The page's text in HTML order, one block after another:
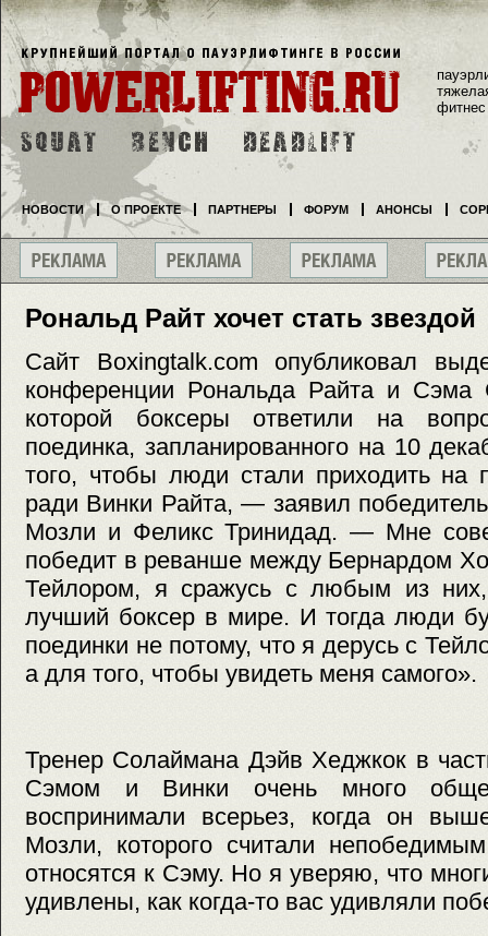
Рональд Райт хочет стать звездой
Сайт Boxingtalk.com опубликовал
конференции Рональда Райта и Сэма
которой боксеры ответили на
поединка, запланированного на 10
того, чтобы люди стали приходить на
ради Винки Райта, — заявил
Мозли и Феликс Тринидад. — Мне
победит в реванше между Бернардом
Тейлором, я сражусь с любым из
лучший боксер в мире. И тогда люди
поединки не потому, что я дерусь с
а для того, чтобы увидеть меня самого».
Тренер Солаймана Дэйв Хеджкок в
Сэмом и Винки очень много
воспринимали всерьез, когда он
Мозли, которого считали
относятся к Сэму. Но я уверяю, что
удивлены, как когда-то вас удивляли
фитнес
НОВОСТИ О ПРОЕКТЕ ПАРТНЕРЫ ФОРУМ АНОНСЫ